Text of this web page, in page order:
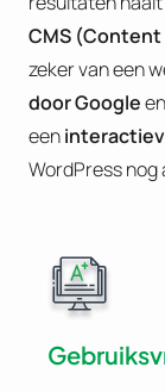
CMS
zeker van een
door Google
een
WordPress nog